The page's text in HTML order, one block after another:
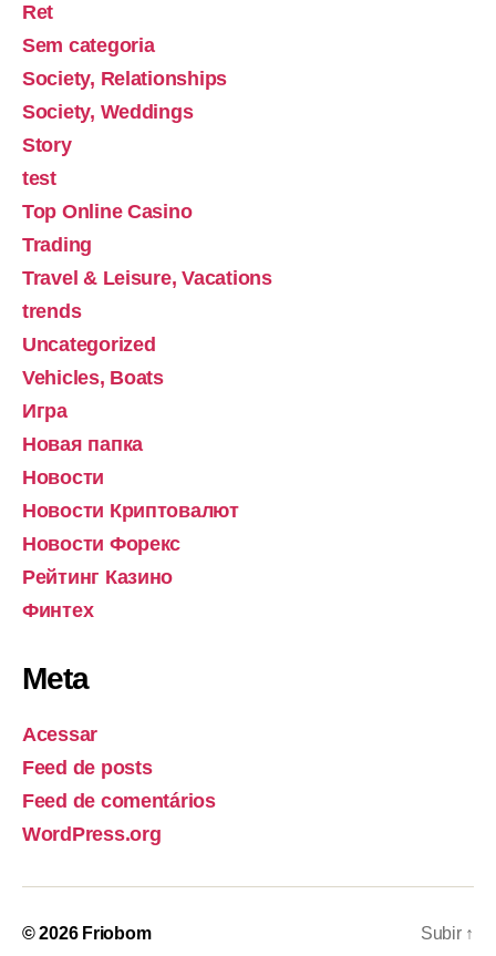
Ret
Sem categoria
Society, Relationships
Society, Weddings
Story
test
Top Online Casino
Trading
Travel & Leisure, Vacations
trends
Uncategorized
Vehicles, Boats
Игра
Новая папка
Новости
Новости Криптовалют
Новости Форекс
Рейтинг Казино
Финтех
Meta
Acessar
Feed de posts
Feed de comentários
WordPress.org
© 2026 Friobom Subir ↑